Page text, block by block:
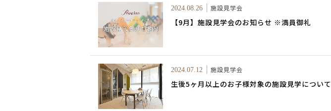
2024.08.26 施設見学会
【9月】施設見学会のお知らせ ※満員御礼
2024.07.12 施設見学会
生後5ヶ月以上のお子様対象の施設見学について